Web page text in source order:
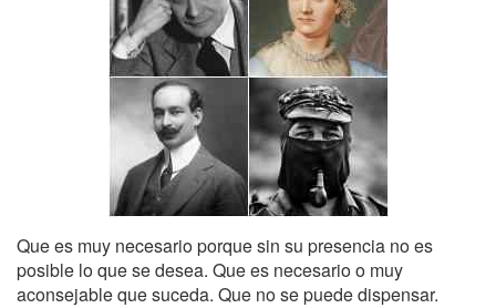
Que es muy necesario porque sin su presencia no es
posible lo que se desea. Que es necesario o muy
aconsejable que suceda. Que no se puede dispensar.